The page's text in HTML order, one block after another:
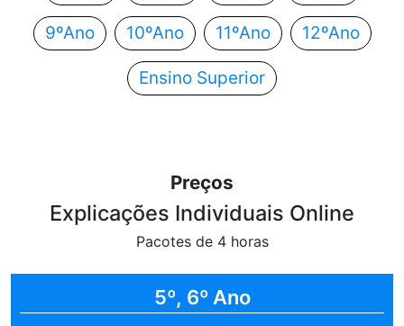
9ºAno 10ºAno 11ºAno 12ºAno
Ensino Superior
Preços
Explicações Individuais Online
Pacotes de 4 horas
5º, 6º Ano